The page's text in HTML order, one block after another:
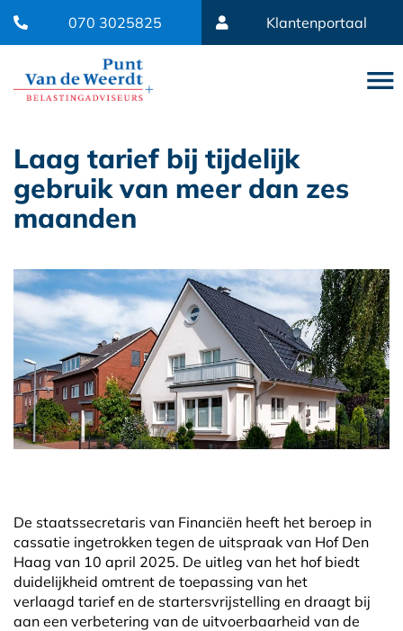
070 3025825 Klantenportaal
Laag tarief bij tijdelijk
gebruik van meer dan zes
maanden
De staatssecretaris van Financiën heeft het beroep in
cassatie ingetrokken tegen de uitspraak van Hof Den
Haag van 10 april 2025. De uitleg van het hof biedt
duidelijkheid omtrent de toepassing van het
verlaagd tarief en de startersvrijstelling en draagt bij
aan een verbetering van de uitvoerbaarheid van de